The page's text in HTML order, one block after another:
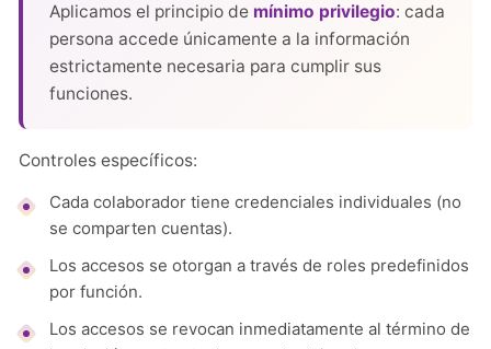
Aplicamos el principio de mínimo privilegio: cada
persona accede únicamente a la información
estrictamente necesaria para cumplir sus
funciones.
Controles específicos:
Cada colaborador tiene credenciales individuales (no
se comparten cuentas).
Los accesos se otorgan a través de roles predefinidos
por función.
Los accesos se revocan inmediatamente al término de